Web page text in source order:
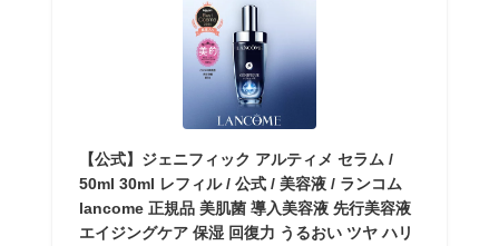
【公式】ジェニフィック アルティメ セラム /
50ml 30ml レフィル / 公式 / 美容液 / ランコム
lancome 正規品 美肌菌 導入美容液 先行美容液
エイジングケア 保湿 回復力 うるおい ツヤ ハリ